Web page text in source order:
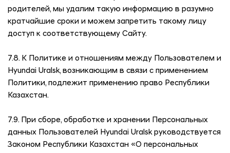
родителей, мы удалим такую информацию в разумно
кратчайшие сроки и можем запретить такому лицу
доступ к соответствующему Сайту.
7.8. К Политике и отношениям между Пользователем и
Hyundai Uralsk, возникающим в связи с применением
Политики, подлежит применению право Республики
Казахстан.
7.9. При сборе, обработке и хранении Персональных
данных Пользователей Hyundai Uralskруководствуется
Законом Республики Казахстан «О персональных